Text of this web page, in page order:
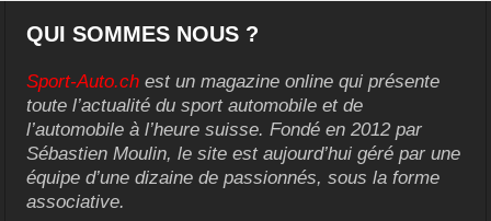
QUI SOMMES NOUS ?
Sport-Auto.ch est un magazine online qui présente
toute l’actualité du sport automobile et de
l’automobile à l’heure suisse. Fondé en 2012 par
Sébastien Moulin, le site est aujourd’hui géré par une
équipe d’une dizaine de passionnés, sous la forme
associative.